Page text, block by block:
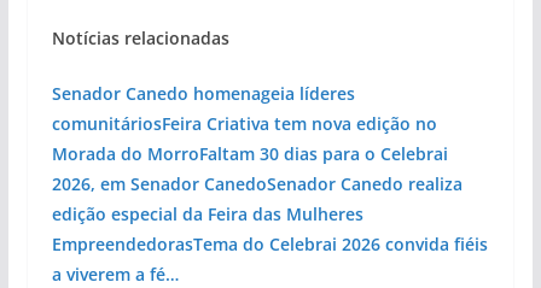
Notícias relacionadas
Senador Canedo homenageia líderes
comunitáriosFeira Criativa tem nova edição no
Morada do MorroFaltam 30 dias para o Celebrai
2026, em Senador CanedoSenador Canedo realiza
edição especial da Feira das Mulheres
EmpreendedorasTema do Celebrai 2026 convida fiéis
a viverem a fé…